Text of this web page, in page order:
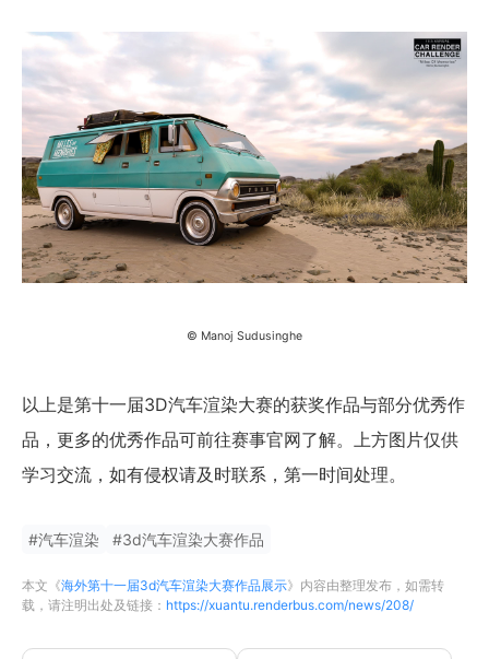
© Manoj Sudusinghe
以上是第十一届3D汽车渲染大赛的获奖作品与部分优秀作
品，更多的优秀作品可前往赛事官网了解。上方图片仅供
学习交流，如有侵权请及时联系，第一时间处理。
#汽车渲染 #3d汽车渲染大赛作品
本文《海外第十一届3d汽车渲染大赛作品展示》内容由整理发布，如需转
载，请注明出处及链接： https://xuantu.renderbus.com/news/208/